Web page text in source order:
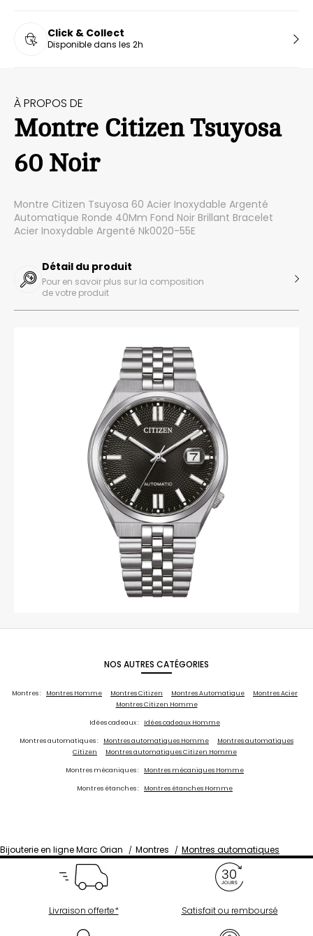
Click & Collect
Disponible dans les 2h
À PROPOS DE
Montre Citizen Tsuyosa
60 Noir
Montre Citizen Tsuyosa 60 Acier Inoxydable Argenté
Automatique Ronde 40Mm Fond Noir Brillant Bracelet
Acier Inoxydable Argenté Nk0020-55E
Détail du produit
Pour en savoir plus sur la composition
de votre produit
NOS AUTRES CATÉGORIES
Montres : Montres Homme Montres Citizen Montres Automatique
Montres Acier
Montres Citizen Homme
Idées cadeaux : Idées cadeaux Homme
Montres automatiques : Montres automatiques Homme
Montres automatiques
Citizen
Montres automatiques Citizen Homme
Montres mécaniques : Montres mécaniques Homme
Montres étanches : Montres étanches Homme
Bijouterie en ligne Marc Orian Montres Montres automatiques
Livraison offerte* Satisfait ou remboursé